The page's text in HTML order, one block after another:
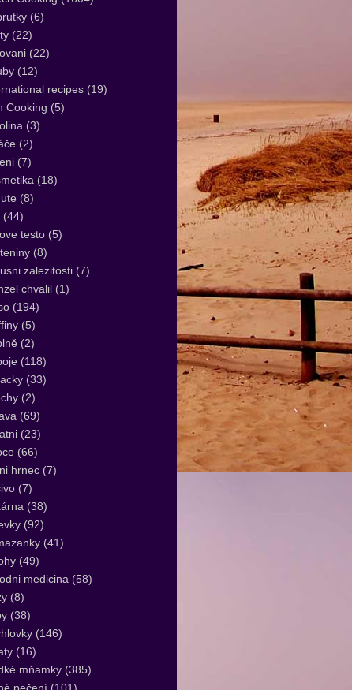
(6)
(22)
(22)
(12)
recipes (19)
Cooking (5)
(3)
(2)
(7)
(18)
(8)
(44)
testo (5)
(8)
zalezitosti (7)
chvalil (1)
(194)
(5)
(2)
(118)
(33)
(2)
(69)
(23)
(66)
hrnec (7)
(7)
(38)
(92)
(41)
(49)
medicina (58)
(8)
(38)
(146)
(16)
mňamky (385)
pečení (101)